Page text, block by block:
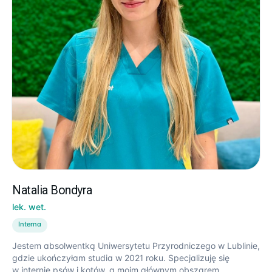
Natalia Bondyra
lek. wet.
Interna
Jestem absolwentką Uniwersytetu Przyrodniczego w Lublinie,
gdzie ukończyłam studia w 2021 roku. Specjalizuję się